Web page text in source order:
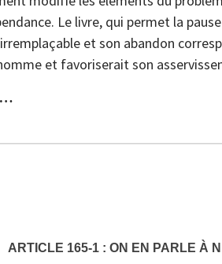
Le livre, qui permet la
et son abandon
et favoriserait son
ARTICLE 165-1 : ON EN PARLE À